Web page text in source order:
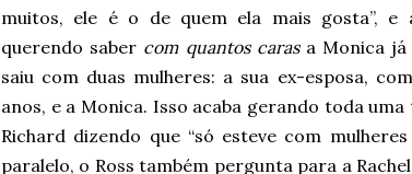
muitos, ele é o de quem ela mais gosta”, e
querendo saber com quantos carasa Monica já
saiu com duas mulheres: a sua ex-esposa,
anos, e a Monica. Isso acaba gerando toda
Richard dizendo que “só esteve com
paralelo, o Ross também pergunta para a